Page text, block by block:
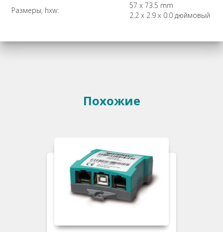
Размеры, hxw:
57 x 73.5 mm
2.2 x 2.9 x 0.0 дюймовый
Похожие